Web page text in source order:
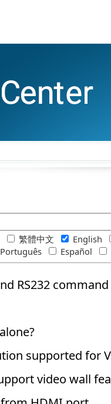
繁體中文
English
Português Español